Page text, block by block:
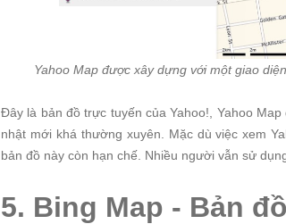
Yahoo Map được xây dựng với một giao
Đây là bản đồ trực tuyến của Yahoo!, Yahoo
nhật mới khá thường xuyên. Mặc dù việc xem
bản đồ này còn hạn chế. Nhiều người vẫn sử
5. Bing Map - Bản